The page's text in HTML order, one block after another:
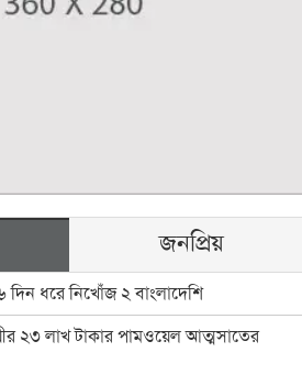
জনপ্রিয়
ধরে নিখোঁজ ২ বাংলাদেশি
২৩ লাখ টাকার পামওয়েল আত্মসাতের